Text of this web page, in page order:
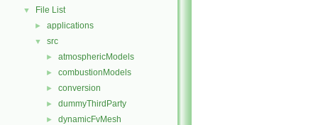
▼ File List
► applications
▼ src
► atmosphericModels
► combustionModels
► conversion
► dummyThirdParty
► dynamicFvMesh